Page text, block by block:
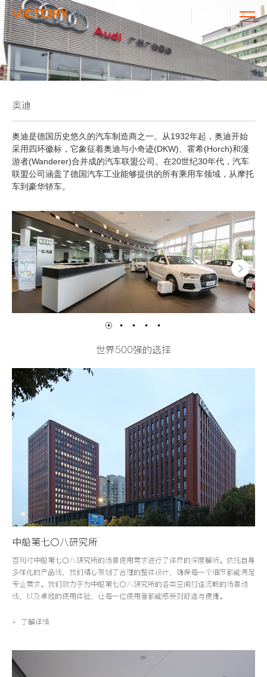
奥迪
奥迪是德国历史悠久的汽车制造商之一。从1932年起，奥迪开始
采用四环徽标，它象征着奥迪与小奇迹(DKW)、霍希(Horch)和漫
游者(Wanderer)合并成的汽车联盟公司。在20世纪30年代，汽车
联盟公司涵盖了德国汽车工业能够提供的所有乘用车领域，从摩托
车到豪华轿车。
世界500强的选择
中船第七〇八研究所
百利对中船第七〇八研究所的场景使用需求进行了详尽的深度解析。依托自身
多样化的产品线，我们精心策划了合理的整体设计，确保每一个细节都能满足
专业需求。我们致力于为中船第七〇八研究所的各类空间打造流畅的场景动
线，以及卓越的使用体验，让每一位使用者都能感受到舒适与便捷。
+ 了解详情